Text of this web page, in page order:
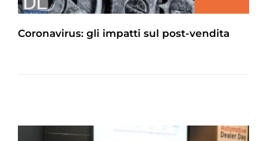
Coronavirus: gli impatti sul post-vendita